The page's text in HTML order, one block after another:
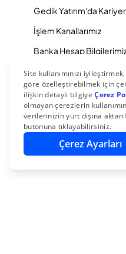
Gedik Yatırım'da Kariyer
İşlem Kanallarımız
Banka Hesap
Hisse Senedi Hesabı
Taşıma
Eğitimler
YouTube Yayınlarımız
Yatırımcı Seminerlerimiz